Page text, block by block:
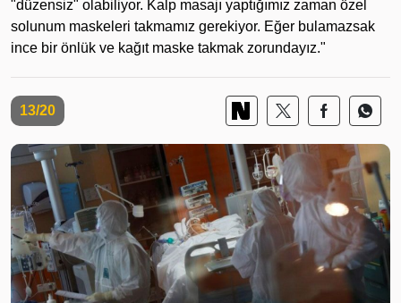
"düzensiz" olabiliyor. Kalp masajı yaptığımız zaman özel
solunum maskeleri takmamız gerekiyor. Eğer bulamazsak
ince bir önlük ve kağıt maske takmak zorundayız."
13/20